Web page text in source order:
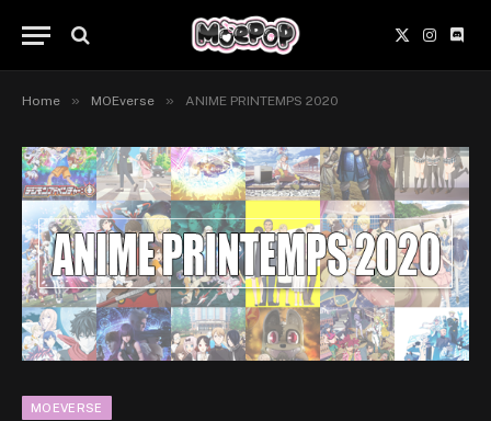
X
(Twitter)
Home » MOEverse » ANIME PRINTEMPS 2020
MOEVERSE